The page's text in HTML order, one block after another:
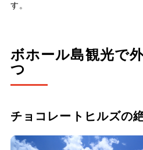
す。
ボホール島観光で
つ
チョコレートヒルズの